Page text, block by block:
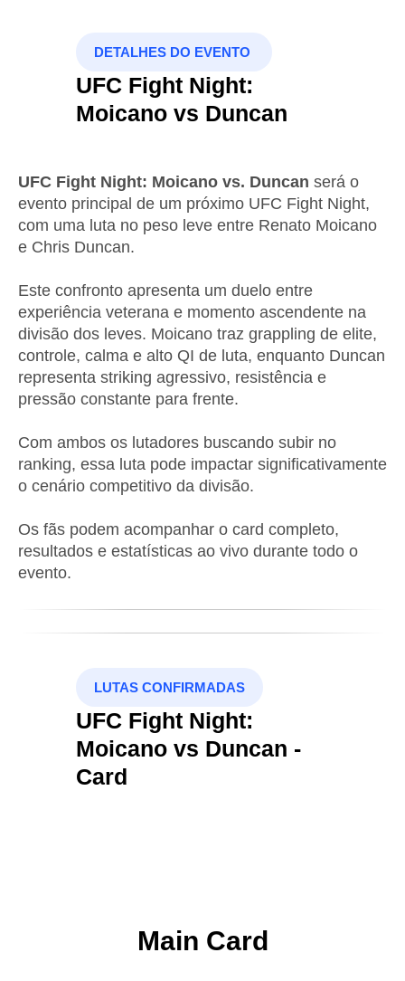
DETALHES DO EVENTO
UFC Fight Night:
Moicano vs Duncan
UFC Fight Night: Moicano vs. Duncan será o
evento principal de um próximo UFC Fight Night,
com uma luta no peso leve entre Renato Moicano
e Chris Duncan.
Este confronto apresenta um duelo entre
experiência veterana e momento ascendente na
divisão dos leves. Moicano traz grappling de elite,
controle, calma e alto QI de luta, enquanto Duncan
representa striking agressivo, resistência e
pressão constante para frente.
Com ambos os lutadores buscando subir no
ranking, essa luta pode impactar significativamente
o cenário competitivo da divisão.
Os fãs podem acompanhar o card completo,
resultados e estatísticas ao vivo durante todo o
evento.
LUTAS CONFIRMADAS
UFC Fight Night:
Moicano vs Duncan -
Card
Main Card